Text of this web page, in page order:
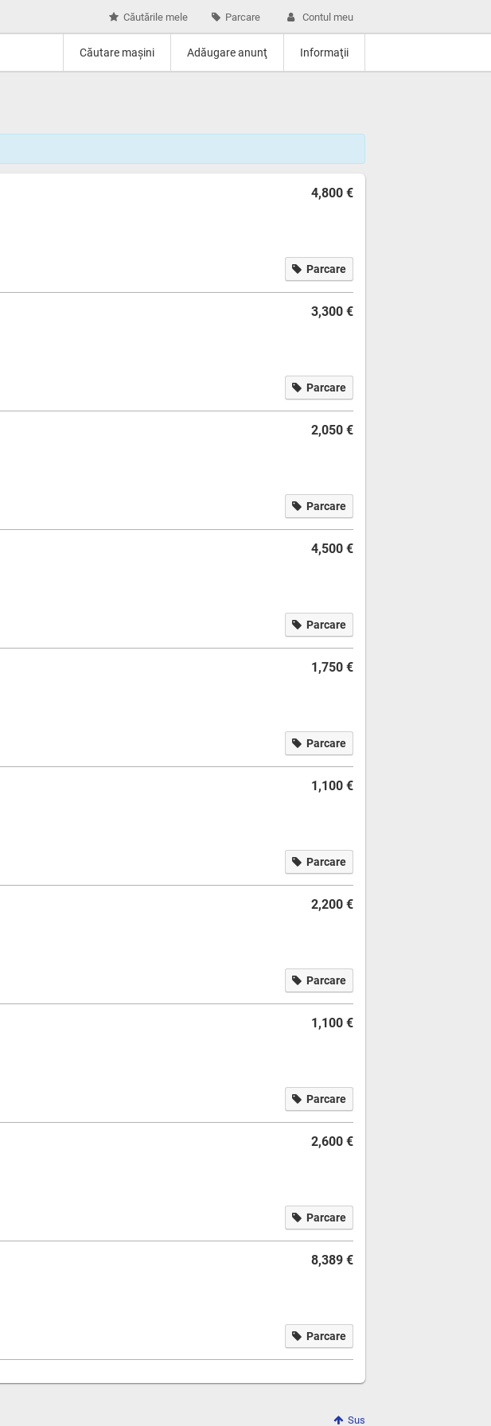
Căutările mele Parcare Contul meu
Căutare maşini Adăugare anunţ Informaţii
4,800 €
Parcare
3,300 €
Parcare
2,050 €
Parcare
4,500 €
Parcare
1,750 €
Parcare
1,100 €
Parcare
2,200 €
Parcare
1,100 €
Parcare
2,600 €
Parcare
8,389 €
Parcare
Sus